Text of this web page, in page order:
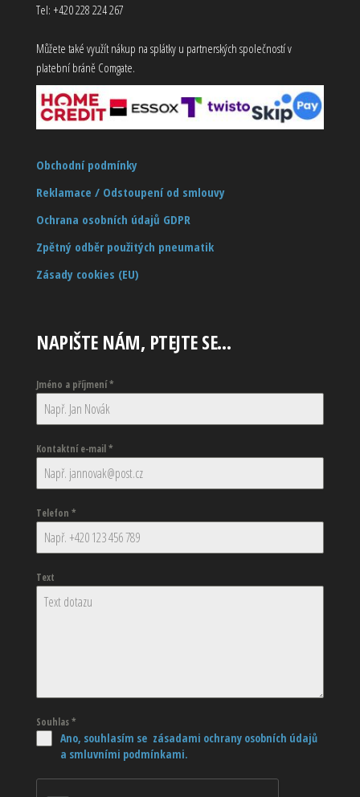
Tel: +420 228 224 267
Můžete také využít nákup na splátky u partnerských společností v
platební bráně Comgate.
Obchodní podmínky
Reklamace / Odstoupení od smlouvy
Ochrana osobních údajů GDPR
Zpětný odběr použitých pneumatik
Zásady cookies (EU)
NAPIŠTE NÁM, PTEJTE SE…
Jméno a příjmení*
Kontaktní e-mail*
Telefon *
Text
Souhlas*
Ano, souhlasím se zásadami ochrany osobních údajů
a smluvními podmínkami.